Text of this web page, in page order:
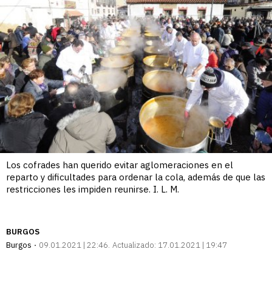
Los cofrades han querido evitar aglomeraciones en el
reparto y dificultades para ordenar la cola, además de que las
restricciones les impiden reunirse. I. L. M.
BURGOS
Burgos
09.01.2021 | 22:46 Actualizado: 17.01.2021 | 19:47